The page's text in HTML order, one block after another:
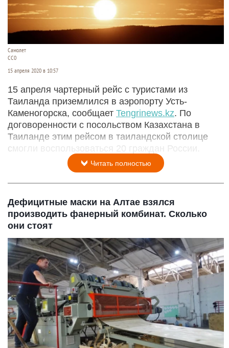
Самолет
СС0
15 апреля 2020 в 10:57
15 апреля чартерный рейс с туристами из
Таиланда приземлился в аэропорту Усть-
Каменогорска, сообщает Tengrinews.kz. По
договоренности с посольством Казахстана в
Таиланде этим рейсом в таиландской столице
смогли воспользоваться 20 граждан России.
Читать полностью
Дефицитные маски на Алтае взялся
производить фанерный комбинат. Сколько
они стоят